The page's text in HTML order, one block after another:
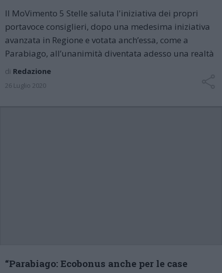
Il MoVimento 5 Stelle saluta l'iniziativa dei propri
portavoce consiglieri, dopo una medesima iniziativa
avanzata in Regione e votata anch’essa, come a
Parabiago, all’unanimità diventata adesso una realtà
di Redazione
26 Luglio 2020
“Parabiago: Ecobonus anche per le case